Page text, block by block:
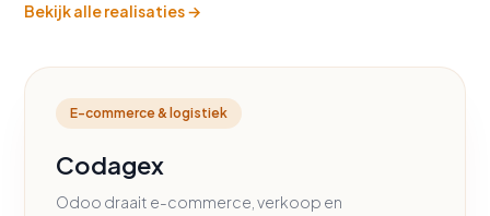
Bekijk alle realisaties →
E-commerce & logistiek
Codagex
Odoo draait e-commerce, verkoop en